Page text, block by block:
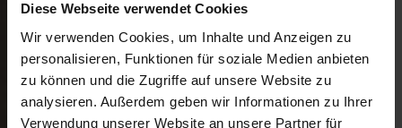
Diese Webseite verwendet Cookies
Wir verwenden Cookies, um Inhalte und Anzeigen zu
personalisieren, Funktionen für soziale Medien anbieten
zu können und die Zugriffe auf unsere Website zu
analysieren. Außerdem geben wir Informationen zu Ihrer
Verwendung unserer Website an unsere Partner für